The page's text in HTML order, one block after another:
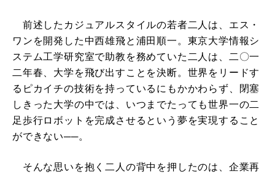
前述したカジュアルスタイルの若者二人は、エス・
ワンを開発した中西雄飛と浦田順一。東京大学情報シ
ステム工学研究室で助教を務めていた二人は、二〇一
二年春、大学を飛び出すことを決断。世界をリードす
るピカイチの技術を持っているにもかかわらず、閉塞
しきった大学の中では、いつまでたっても世界一の二
足歩行ロボットを完成させるという夢を実現すること
ができない──。
そんな思いを抱く二人の背中を押したのは、企業再